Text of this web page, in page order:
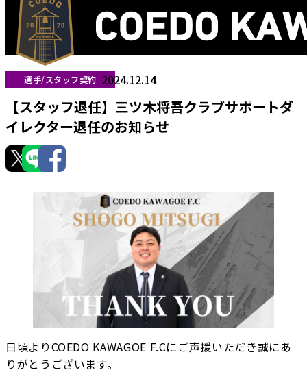
選手/スタッフ契約 2024.12.14
【スタッフ退任】三ツ木将吾クラブサポートダ
イレクター退任のお知らせ
日頃よりCOEDO KAWAGOE F.Cにご声援いただき誠にあ
りがとうございます。